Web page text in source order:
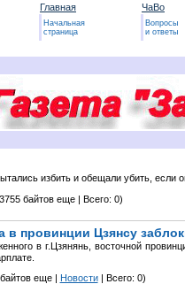
Главная
Начальная
страница
ЧаВо
Вопросы
и ответы
избить и обещали убить, если
байтов еще | Всего: 0)
в провинции Цзянсу
в г.Цзянянь, восточной
еще | Новости| Всего: 0)